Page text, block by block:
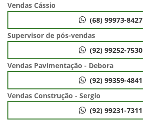
Vendas Cássio
(68) 99973-8427
Supervisor de pós-vendas
(92) 99252-7530
Vendas Pavimentação - Debora
(92) 99359-4841
Vendas Construção - Sergio
(92) 99231-7311